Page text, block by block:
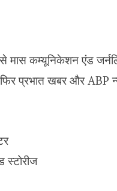
मास कम्यूनिकेशन एंड
प्रभात खबर और ABP
स्‍टोर‍ीज